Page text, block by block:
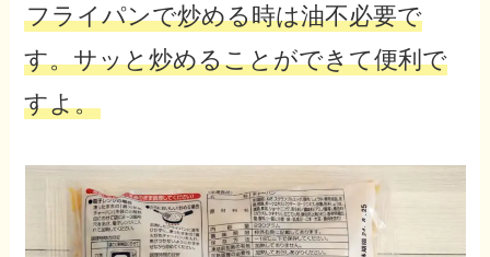
フライパンで炒める時は油不必要で
す。サッと炒めることができて便利で
すよ。